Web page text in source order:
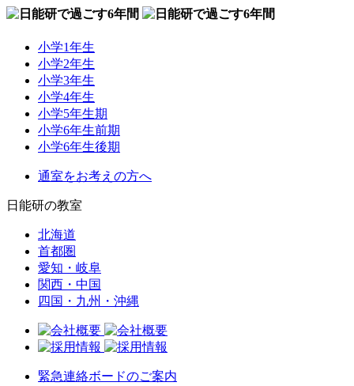
小学1年生
小学2年生
小学3年生
小学4年生
小学5年生期
小学6年生前期
小学6年生後期
通室をお考えの方へ
日能研の教室
北海道
首都圏
愛知・岐阜
関西・中国
四国・九州・沖縄
緊急連絡ボードのご案内